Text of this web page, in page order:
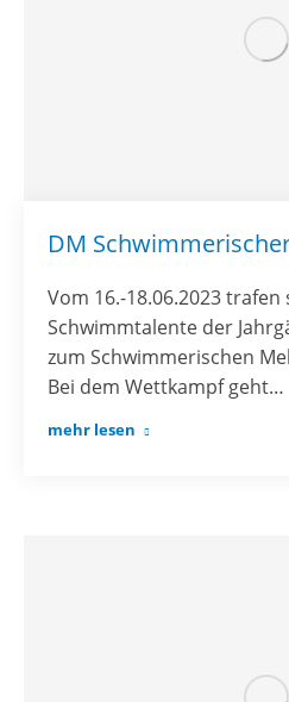
DM
Vom 16.-18.06.2023
Schwimmtalente der
zum Schwimmerischen
Bei dem Wettkampf geht…
mehr lesen